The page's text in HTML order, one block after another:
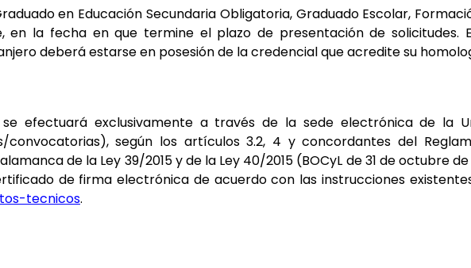
en Educación Secundaria Obligatoria, Graduado Escolar,
en la fecha enque termine el plazo de presentación de solicitudes.
deberá estarse en posesión de la credencial que acredite su
efectuará exclusivamente a través de la sede electrónica de la
convocatorias), según los artículos 3.2, 4 y concordantes del
de la Ley 39/2015 y de la Ley 40/2015 (BOCyL de 31 de octubre
de firma electrónica de acuerdocon las instrucciones
tecnicos.